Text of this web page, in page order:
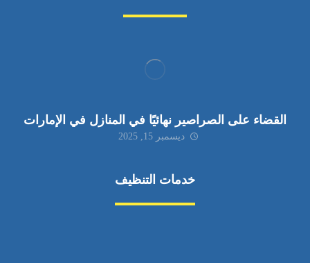
القضاء على الصراصير نهائيًا في المنازل في الإمارات
ديسمبر 15, 2025
خدمات التنظيف